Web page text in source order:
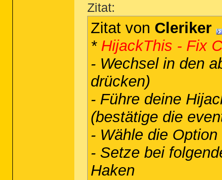
Zitat:
Zitat von Cleriker
* HijackThis - Fix
- Wechsel in den
drücken)
- Führe deine
(bestätige die
- Wähle die
- Setze bei
Haken